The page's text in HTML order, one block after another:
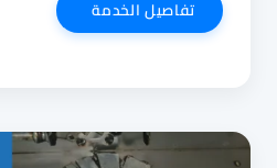
تفاصيل الخدمةشركة
تنظيف